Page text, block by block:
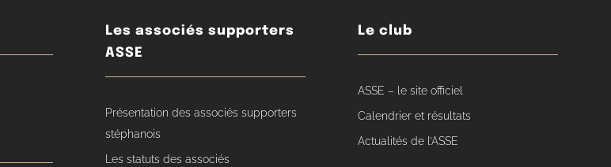
Les associés supporters
ASSE
Présentation des associés supporters
stéphanois
Les statuts des associés
Le club
ASSE – le site officiel
Calendrier et résultats
Actualités de l’ASSE